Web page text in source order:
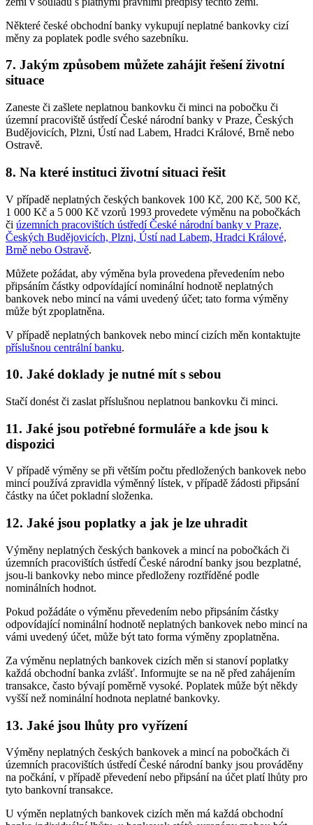
Některé české obchodní banky vykupují neplatné bankovky cizí
měny za poplatek podle svého sazebníku.
7. Jakým způsobem můžete zahájit řešení životní
situace
Zaneste či zašlete neplatnou bankovku či minci na pobočku či
územní pracoviště ústředí České národní banky v Praze, Českých
Budějovicích, Plzni, Ústí nad Labem, Hradci Králové, Brně nebo
Ostravě.
8. Na které instituci životní situaci řešit
V případě neplatných českých bankovek 100 Kč, 200 Kč, 500 Kč,
1 000 Kč a 5 000 Kč vzorů 1993 provedete výměnu na pobočkách
či územních pracovištích ústředí České národní banky v Praze,
Českých Budějovicích, Plzni, Ústí nad Labem, Hradci Králové,
Brně nebo Ostravě.
Můžete požádat, aby výměna byla provedena převedením nebo
připsáním částky odpovídající nominální hodnotě neplatných
bankovek nebo mincí na vámi uvedený účet; tato forma výměny
může být zpoplatněna.
V případě neplatných bankovek nebo mincí cizích měn kontaktujte
příslušnou centrální banku.
10. Jaké doklady je nutné mít s sebou
Stačí donést či zaslat příslušnou neplatnou bankovku či minci.
11. Jaké jsou potřebné formuláře a kde jsou k
dispozici
V případě výměny se při větším počtu předložených bankovek nebo
mincí používá zpravidla výměnný lístek, v případě žádosti připsání
částky na účet pokladní složenka.
12. Jaké jsou poplatky a jak je lze uhradit
Výměny neplatných českých bankovek a mincí na pobočkách či
územních pracovištích ústředí České národní banky jsou bezplatné,
jsou-li bankovky nebo mince předloženy roztříděné podle
nominálních hodnot.
Pokud požádáte o výměnu převedením nebo připsáním částky
odpovídající nominální hodnotě neplatných bankovek nebo mincí na
vámi uvedený účet, může být tato forma výměny zpoplatněna.
Za výměnu neplatných bankovek cizích měn si stanoví poplatky
každá obchodní banka zvlášť. Informujte se na ně před zahájením
transakce, často bývají poměrně vysoké. Poplatek může být někdy
vyšší než nominální hodnota neplatné bankovky.
13. Jaké jsou lhůty pro vyřízení
Výměny neplatných českých bankovek a mincí na pobočkách či
územních pracovištích ústředí České národní banky jsou prováděny
na počkání, v případě převedení nebo připsání na účet platí lhůty pro
tyto bankovní transakce.
U výměn neplatných bankovek cizích měn má každá obchodní